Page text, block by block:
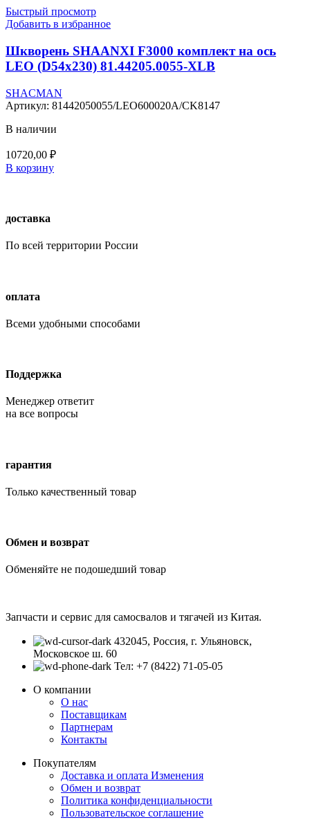
Быстрый просмотр
Добавить в избранное
Шкворень SHAANXI F3000 комплект на ось
LEO (D54х230) 81.44205.0055-XLB
SHACMAN
Артикул: 81442050055/LEO600020A/CK8147
В наличии
10720,00 ₽
В корзину
доставка
По всей территории России
оплата
Всеми удобными способами
Поддержка
Менеджер ответит
на все вопросы
гарантия
Только качественный товар
Обмен и возврат
Обменяйте не подошедший товар
Запчасти и сервис для самосвалов и тягачей из Китая.
432045, Россия, г. Ульяновск,
Московское ш. 60
Тел: +7 (8422) 71-05-05
О компании
О нас
Поставщикам
Партнерам
Контакты
Покупателям
Доставка и оплата Изменения
Обмен и возврат
Политика конфиденциальности
Пользовательское соглашение